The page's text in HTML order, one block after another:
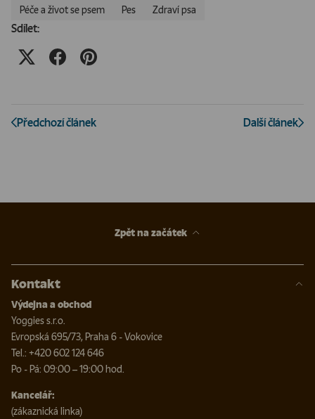
Péče a život se psem Pes Zdraví psa
Sdílet:
Předchozí článek Další článek
Zpět na začátek
Kontakt
Výdejna a obchod
Yoggies s.r.o.
Evropská 695/73, Praha 6 - Vokovice
Tel.: +420 602 124 646
Po - Pá: 09:00 – 19:00 hod.
Kancelář:
(zákaznická linka)